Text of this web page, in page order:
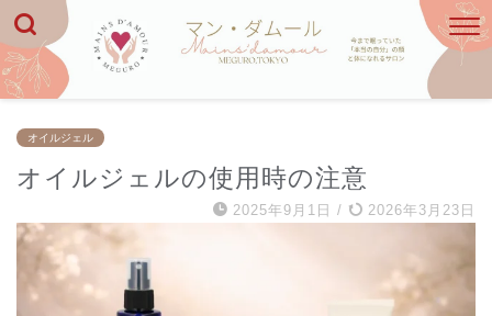
オイルジェル
オイルジェルの使用時の注意
2025年9月1日 / 2026年3月23日